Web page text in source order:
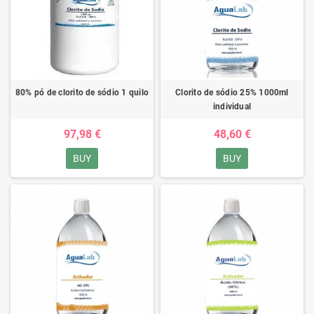
80% pó de clorito de sódio 1 quilo
97,98 €
BUY
Clorito de sódio 25% 1000ml
individual
48,60 €
BUY